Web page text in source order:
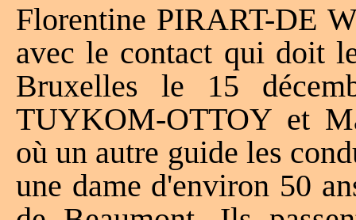
Florentine PIRART-DE
avec le contact qui doit
Bruxelles le 15
TUYKOM-OTTOY et
où un autre guide les
une dame d'environ 50